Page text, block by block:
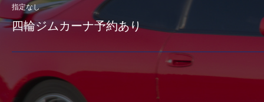
指定なし
四輪ジムカーナ予約あり